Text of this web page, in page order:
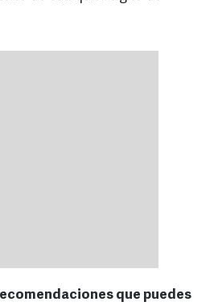
que puedes